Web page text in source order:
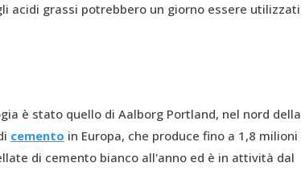
acidi grassi potrebbero un giorno essere utilizzati
è stato quello di Aalborg Portland, nel nord della
cemento in Europa, che produce fino a 1,8 milioni
di cemento bianco all'anno ed è in attività dal